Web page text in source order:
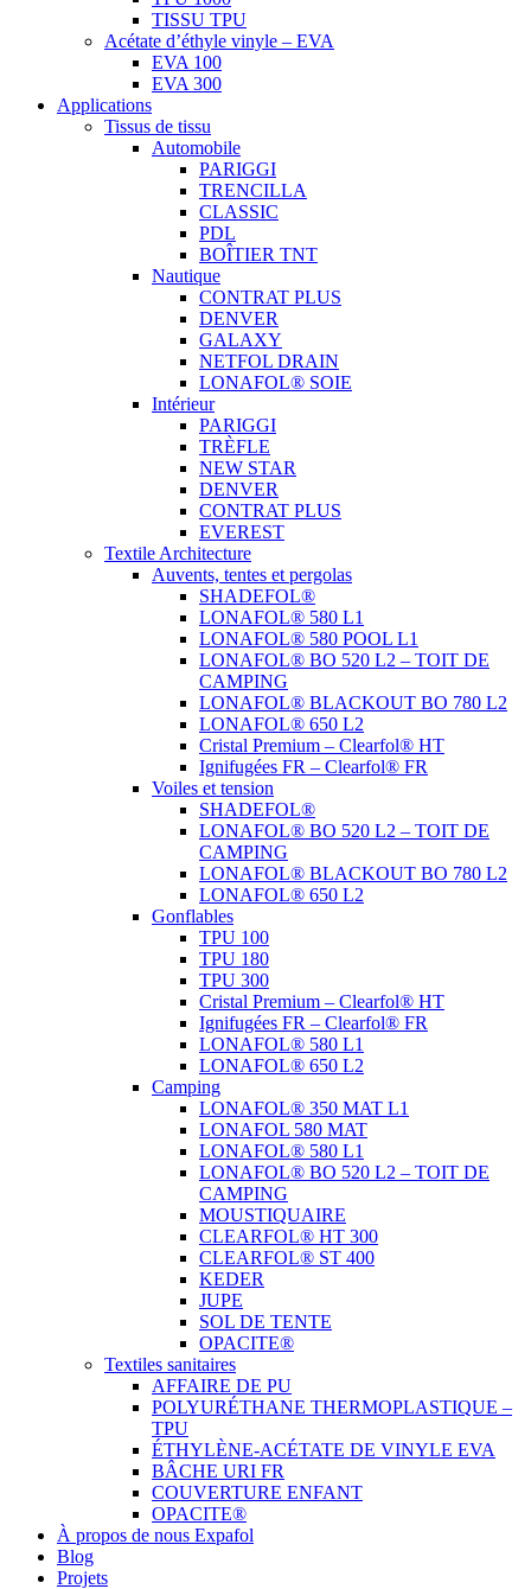
TISSU TPU
Acétate d’éthyle vinyle – EVA
EVA 100
EVA 300
Applications
Tissus de tissu
Automobile
PARIGGI
TRENCILLA
CLASSIC
PDL
BOÎTIER TNT
Nautique
CONTRAT PLUS
DENVER
GALAXY
NETFOL DRAIN
LONAFOL® SOIE
Intérieur
PARIGGI
TRÈFLE
NEW STAR
DENVER
CONTRAT PLUS
EVEREST
Textile Architecture
Auvents, tentes et pergolas
SHADEFOL®
LONAFOL® 580 L1
LONAFOL® 580 POOL L1
LONAFOL® BO 520 L2 – TOIT DE
CAMPING
LONAFOL® BLACKOUT BO 780 L2
LONAFOL® 650 L2
Cristal Premium – Clearfol® HT
Ignifugées FR – Clearfol® FR
Voiles et tension
SHADEFOL®
LONAFOL® BO 520 L2 – TOIT DE
CAMPING
LONAFOL® BLACKOUT BO 780 L2
LONAFOL® 650 L2
Gonflables
TPU 100
TPU 180
TPU 300
Cristal Premium – Clearfol® HT
Ignifugées FR – Clearfol® FR
LONAFOL® 580 L1
LONAFOL® 650 L2
Camping
LONAFOL® 350 MAT L1
LONAFOL 580 MAT
LONAFOL® 580 L1
LONAFOL® BO 520 L2 – TOIT DE
CAMPING
MOUSTIQUAIRE
CLEARFOL® HT 300
CLEARFOL® ST 400
KEDER
JUPE
SOL DE TENTE
OPACITE®
Textiles sanitaires
AFFAIRE DE PU
POLYURÉTHANE THERMOPLASTIQUE –
TPU
ÉTHYLÈNE-ACÉTATE DE VINYLE EVA
BÂCHE URI FR
COUVERTURE ENFANT
OPACITE®
À propos de nous Expafol
Blog
Projets